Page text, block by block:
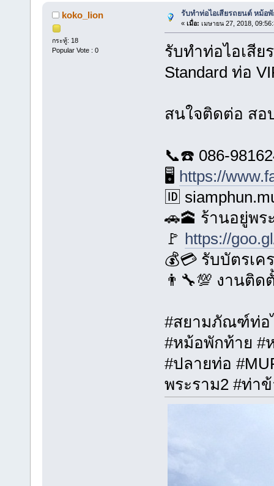
koko_lion
กระทู้: 18
Popular Vote : 0
รับทำท่อไอเสียรถยนต์ หม้อ
« เมื่อ: เมษายน 27, 2018,
รับทำท่อไอเสี
Standard ท่อ
สนใจติดต่อ สอ
📞☎️ 086-
🖥️ https://
🆔
🚗🕋 ร้านอยู่พ
🚩 https://
💰💳 รับบัตรเ
👨‍🔧💯 งานติด
#สยามภัณฑ์ท่อไ
#หม้อพักท้าย #
#ปลายท่อ
พระราม2 #ท่า